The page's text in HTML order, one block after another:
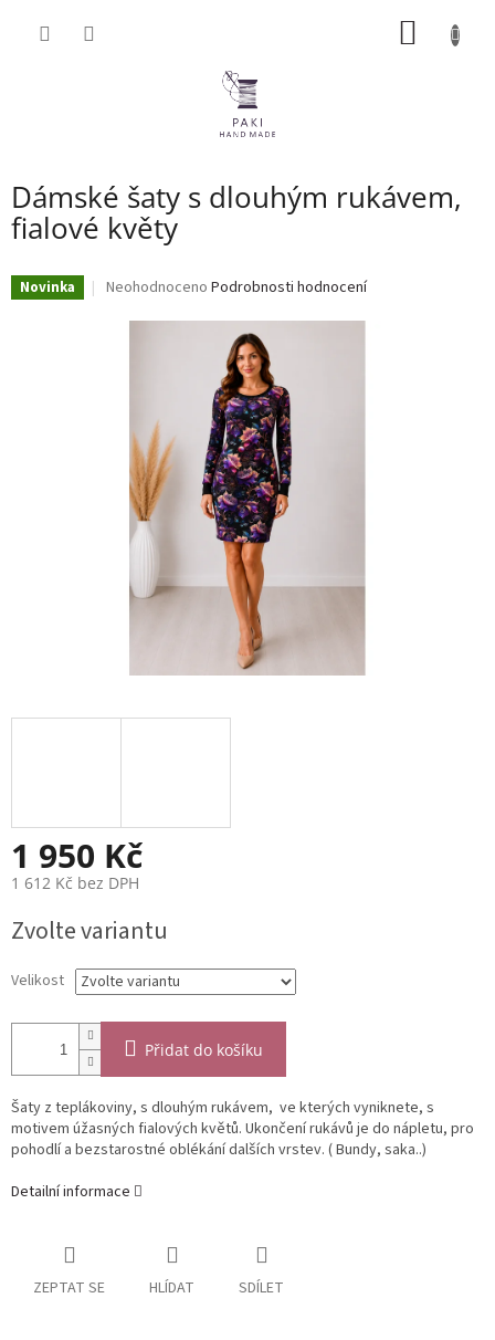
Dámské šaty s dlouhým rukávem,
fialové květy
Novinka
Průměrné
produktu
hvězdiček.
Neohodnoceno Podrobnosti hodnocení
1 950 Kč
1 612 Kč bez DPH
cena:
Zvolte variantu
Velikost
Přidat do košíku
Šaty z teplákoviny, s dlouhým rukávem, ve kterých vyniknete, s
motivem úžasných fialových květů. Ukončení rukávů je do nápletu, pro
pohodlí a bezstarostné oblékání dalších vrstev. ( Bundy, saka..)
Detailní informace
ZEPTAT SE HLÍDAT SDÍLET